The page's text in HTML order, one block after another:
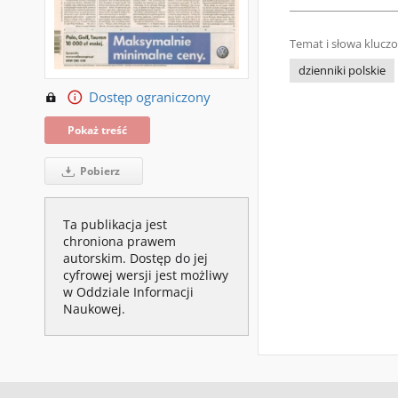
Dostęp ograniczony
Pokaż treść
Pobierz
Ta publikacja jest
chroniona prawem
autorskim. Dostęp do jej
cyfrowej wersji jest możliwy
w Oddziale Informacji
Naukowej.
Temat i słowa
dzienniki polskie